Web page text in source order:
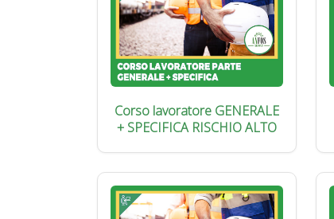
Corso lavoratore GENERALE
+ SPECIFICA RISCHIO ALTO